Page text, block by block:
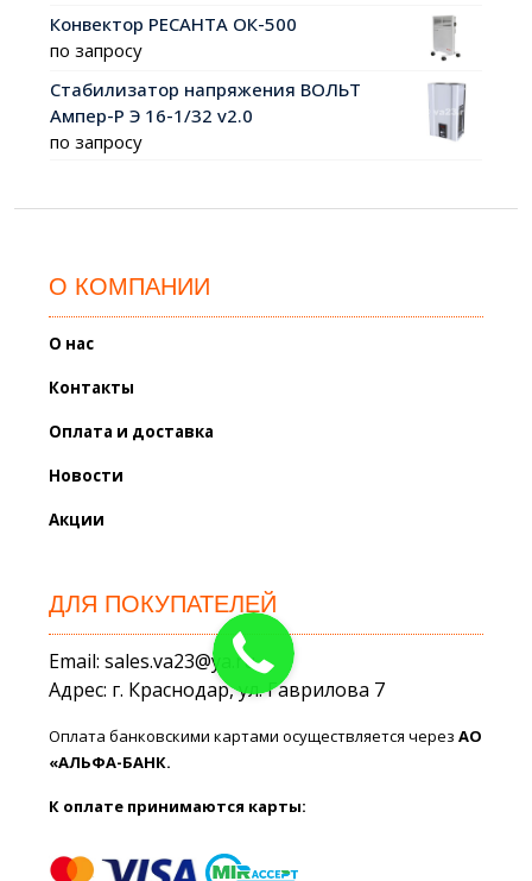
Конвектор РЕСАНТА ОК-500
по запросу
Стабилизатор напряжения ВОЛЬТ
Ампер-Р Э 16-1/32 v2.0
по запросу
О КОМПАНИИ
О нас
Контакты
Оплата и доставка
Новости
Акции
ДЛЯ ПОКУПАТЕЛЕЙ
Email: sales.va23@ya.ru
Адрес: г. Краснодар, ул. Гаврилова 7
Оплата банковскими картами осуществляется черезАО
«АЛЬФА-БАНК.
К оплате принимаются карты: